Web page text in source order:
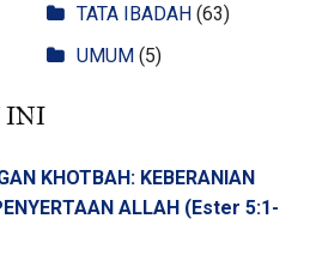
TATA IBADAH (63)
UMUM (5)
INI
KHOTBAH: KEBERANIAN
ALLAH (Ester 5:1-